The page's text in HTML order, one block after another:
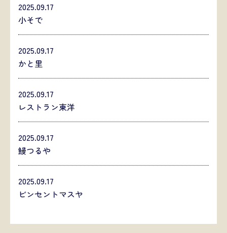
2025.09.17
小そで
2025.09.17
かと里
2025.09.17
レストラン東洋
2025.09.17
鰻つるや
2025.09.17
ビンセントマスヤ